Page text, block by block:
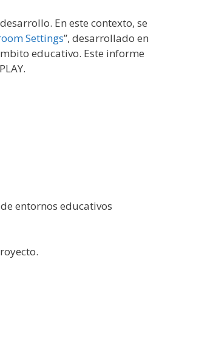
En este contexto, se
Settings”, desarrollado en
educativo. Este informe
entornos educativos